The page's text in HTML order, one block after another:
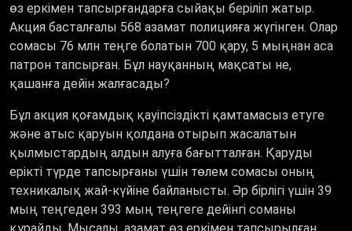
өз еркімен тапсырғандарға сыйақы беріліп жатыр.
Акция басталғалы 568 азамат полицияға жүгінген. Олар
сомасы 76 млн теңге болатын 700 қару, 5 мыңнан аса
патрон тапсырған. Бұл науқанның мақсаты не,
қашанға дейін жалғасады?
Бұл акция қоғамдық қауіпсіздікті қамтамасыз етуге
және атыс қаруын қолдана отырып жасалатын
қылмыстардың алдын алуға бағытталған. Қаруды
ерікті түрде тапсырғаны үшін төлем сомасы оның
техникалық жай-күйіне байланысты. Әр бірлігі үшін 39
мың теңгеден 393 мың теңгеге дейінгі соманы